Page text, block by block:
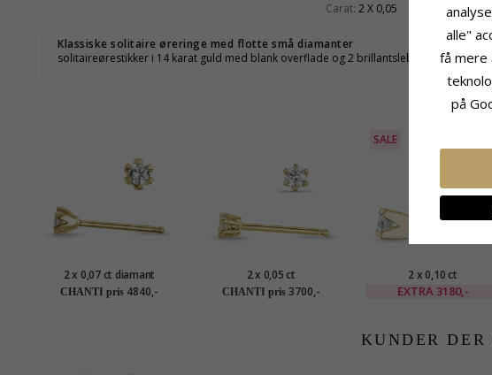
Carat: 2 X 0,05
Klassiske solitaire øreringe med flotte små diamanter
solitaireørestikker i 14 karat guld med blank overflade og 2 brillantslebne diamanter
2 x 0,07 ct diamant
solitaireørestikker i 14
karat guld med diamant
CHANTI pris 4840,-
2 x 0,05 ct
solitaireørestikker i 14
karat guld med diamant
CHANTI pris 3700,-
SALE
2 x 0,10 ct
solitaireørestikker i 14
EXTRA3180,-
KUNDER
alle"
få mere
på